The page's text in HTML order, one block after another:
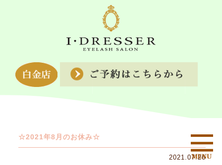
☆2021年8月のお休み☆
2021.07.26